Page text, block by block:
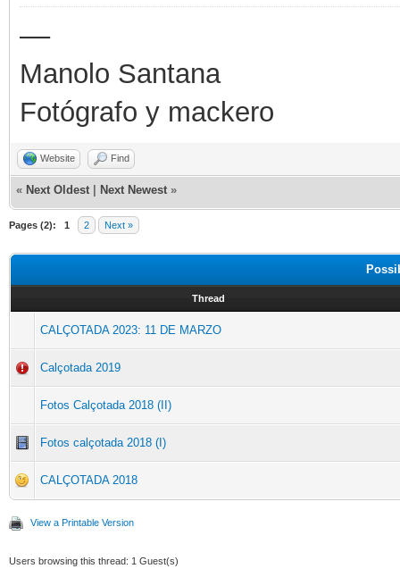
––
Manolo Santana
Fotógrafo y mackero
Website Find
« Next Oldest Next Newest »
Pages (2): 1 2 Next »
Thread
CALÇOTADA 2023: 11 DE MARZO
Calçotada 2019
Fotos Calçotada 2018 (II)
Fotos calçotada 2018 (I)
CALÇOTADA 2018
View a Printable Version
Users browsing this thread: 1 Guest(s)